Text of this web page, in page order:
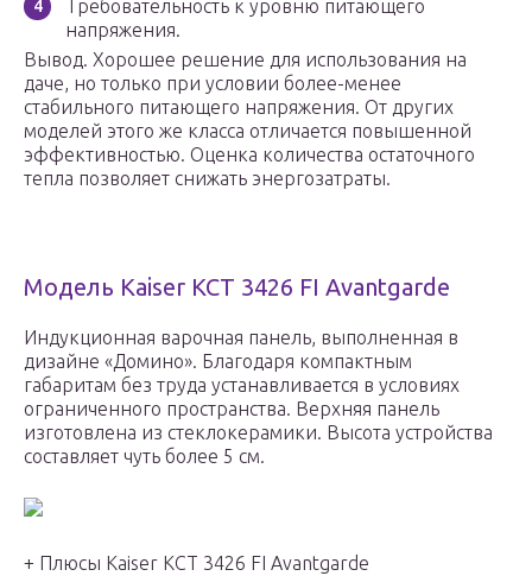
Требовательность к уровню питающего
напряжения.
Вывод. Хорошее решение для использования на
даче, но только при условии более-менее
стабильного питающего напряжения. От других
моделей этого же класса отличается повышенной
эффективностью. Оценка количества остаточного
тепла позволяет снижать энергозатраты.
Модель Kaiser KCT 3426 FI Avantgarde
Индукционная варочная панель, выполненная в
дизайне «Домино». Благодаря компактным
габаритам без труда устанавливается в условиях
ограниченного пространства. Верхняя панель
изготовлена из стеклокерамики. Высота устройства
составляет чуть более 5 см.
+ Плюсы Kaiser KCT 3426 FI Avantgarde